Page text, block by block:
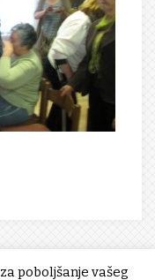
poboljšanje vašeg